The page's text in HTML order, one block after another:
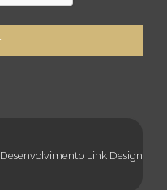
Desenvolvimento Link Design